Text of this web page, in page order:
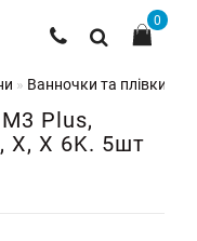
0
Ванночки та плівки для
Plus,
X, X 6K. 5шт